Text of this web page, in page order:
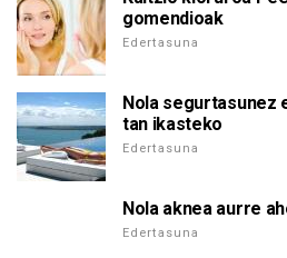
gomendioak
Edertasuna
Nola segurtasunez
tan ikasteko
Edertasuna
Nola aknea aurre
Edertasuna